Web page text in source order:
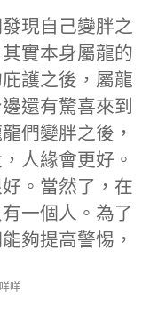
現自己變胖之
實本身屬龍的
護之後，屬龍
還有驚喜來到
們變胖之後，
人緣會更好。
。當然了，在
一個人。為了
夠提高警惕，
咩